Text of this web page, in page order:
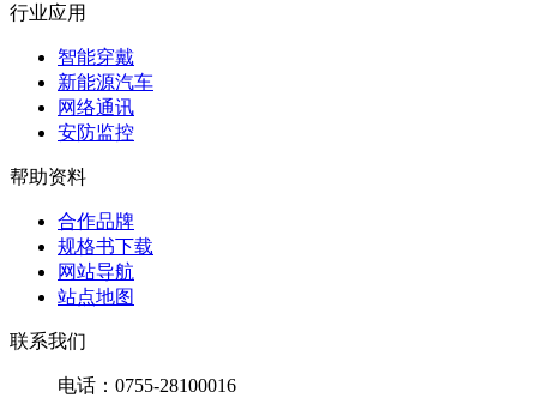
行业应用
智能穿戴
新能源汽车
网络通讯
安防监控
帮助资料
合作品牌
规格书下载
网站导航
站点地图
联系我们
电话：0755-28100016